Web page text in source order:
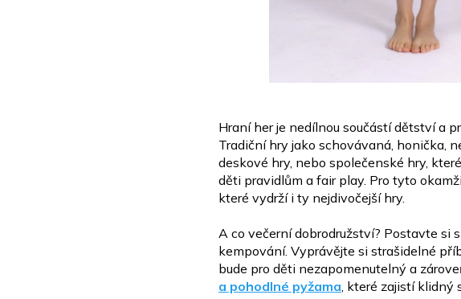
Hraní her je nedílnou součástí dětství a
Tradiční hry jako schovávaná, honička,
deskové hry, nebo společenské hry,
děti pravidlům a fair play. Pro tyto
které vydrží i ty nejdivočejší hry.
A co večerní dobrodružství? Postavte si
kempování. Vyprávějte si strašidelné
bude pro děti nezapomenutelný a
a pohodlné pyžama, které zajistí klidný